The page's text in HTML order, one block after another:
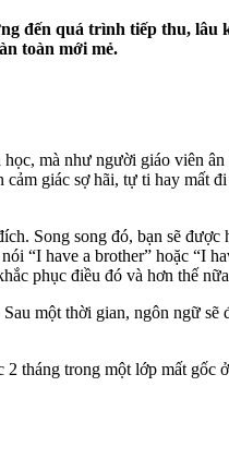
đến quá trình tiếp thu,
toàn mới mẻ.
mà như người giáo viên
giác sợ hãi, tự ti hay mất
Song song đó, bạn sẽ
“I have a brother” hoặc “I
phục điều đó và hơn thế
một thời gian, ngôn ngữ sẽ
tháng trong một lớp mất gốc